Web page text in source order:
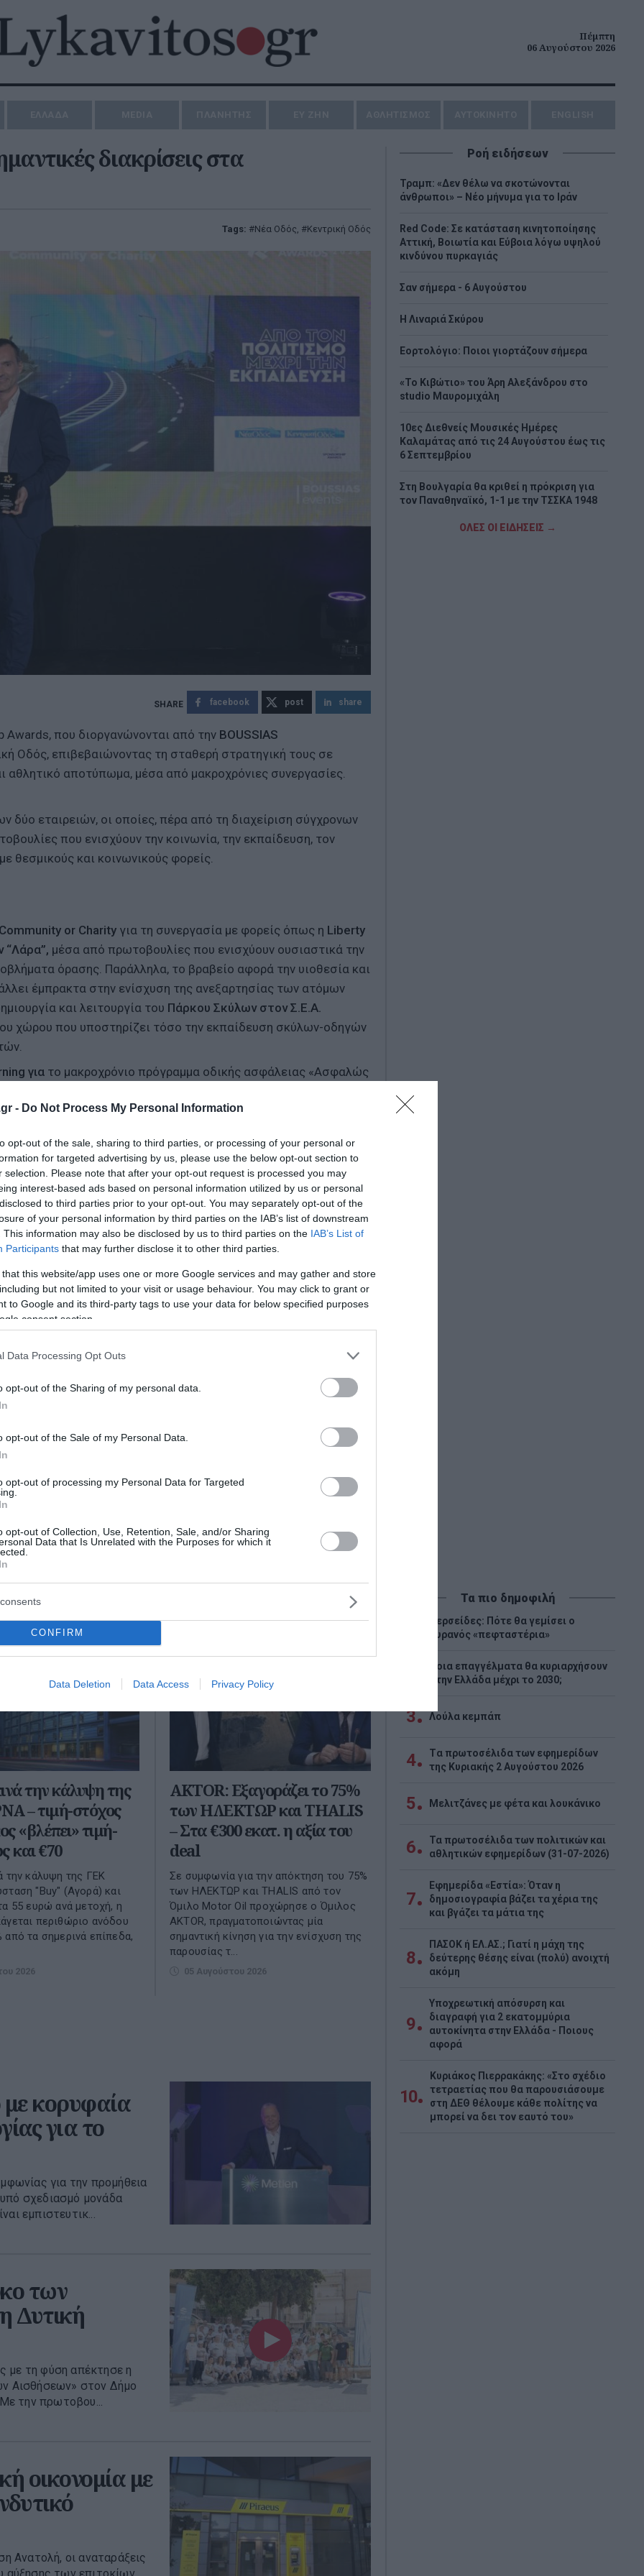
- Do Not Process My Personal Information
opt-out of the sale, sharing to third parties, or processing of your personal or
for targeted advertising by us, please use the below opt-out section to
selection. Please note that after your opt-out request is processed you may
interest-based ads based on personal information utilized by us or personal
to third parties prior to your opt-out. You may separately opt-out of the
of your personal information by third parties on the IAB’s list of downstream
This information may also be disclosed by us to third parties on the IAB’s List of
Participants that may further disclose it to other third parties.
that this website/app uses one or more Google services and may gather and store
but not limited to your visit or usage behaviour. You may click to grant or
to Google and its third-party tags to use your data for below specified purposes
consent section.
Data Processing Opt Outs
opt-out of the Sharing of my personal data.
opt-out of the Sale of my Personal Data.
opt-out of processing my Personal Data for Targeted
opt-out of Collection, Use, Retention, Sale, and/or Sharing
Data that Is Unrelated with the Purposes for which it
CONFIRM
Data Deletion Data Access Privacy Policy
Πέμπτη
06 Αυγούστου 2026
διακρίσεις στα
Tags: Νέα Οδός, Κεντρική Οδός
facebook post share
Awards, που διοργανώνονται από την BOUSSIAS
Οδός, επιβεβαιώνοντας τη σταθερή στρατηγική τους σε
αθλητικό αποτύπωμα, μέσα από μακροχρόνιες συνεργασίες.
δύο εταιρειών, οι οποίες, πέρα από τη διαχείριση σύγχρονων
που ενισχύουν την κοινωνία, την εκπαίδευση, τον
θεσμικούς και κοινωνικούς φορείς.
or Charity για τη συνεργασία με φορείς όπως η Liberty
“Λάρα”, μέσα από πρωτοβουλίες που ενισχύουν ουσιαστικά την
όρασης. Παράλληλα, το βραβείο αφορά την υιοθεσία και
έμπρακτα στην ενίσχυση της ανεξαρτησίας των ατόμων
και λειτουργία του Πάρκου Σκύλων στον Σ.Ε.Α.
χώρου που υποστηρίζει τόσο την εκπαίδευση σκύλων-οδηγών
για το μακροχρόνιο πρόγραμμα οδικής ασφάλειας «Ασφαλώς
Οδικής Ασφάλειας (ΙΟΑΣ) «Πάνος Μυλωνάς» και
για τη μακροχρόνια συνεργασία με το
Σωματείο «ΔΙΑΖΩΜΑ»,
δράσεις που αναδεικνύουν την πολιτιστική και φυσική
υποδομές και τις τοπικές κοινωνίες. Οι
ενισχύοντας την εμπειρία του ταξιδιώτη, την τοπική
πολιτιστικές παρεμβάσεις.
του Ράλλυ Ακρόπολις, με τη Νέα Οδό και την Κεντρική
από τους σημαντικότερους θεσμούς του παγκόσμιου
και Προστασίας του Περιβάλλοντος.
της Νέας Οδού και της Κεντρικής Οδού σε συνεργασίες με
για την κοινωνία, τον πολιτισμό και το περιβάλλον.
με Venture Global – Διπλασιάζει τις ποσότητες LNG από ΗΠΑ
Ημέρα Περιβάλλοντος με δράση για την προστασία των
δίνει τη σκυτάλη της ανάπτυξης στον ιδιωτικό
Lykavitos.gr στο Google News
Ροή ειδήσεων
Τραμπ: «Δεν θέλω να σκοτώνονται
άνθρωποι» – Νέο μήνυμα για το Ιράν
Red Code: Σε κατάσταση κινητοποίησης
Αττική, Βοιωτία και Εύβοια λόγω υψηλού
κινδύνου πυρκαγιάς
Σαν σήμερα - 6 Αυγούστου
H Λιναριά Σκύρου
Εορτολόγιο: Ποιοι γιορτάζουν σήμερα
«Το Κιβώτιο» του Άρη Αλεξάνδρου στο
studio Μαυρομιχάλη
10ες Διεθνείς Μουσικές Ημέρες
Καλαμάτας από τις 24 Αυγούστου έως τις
6 Σεπτεμβρίου
Στη Βουλγαρία θα κριθεί η πρόκριση για
τον Παναθηναϊκό, 1-1 με την ΤΣΣΚΑ 1948
Στον όγδοο αγνοούμενο Γερμανό
ΟΛΕΣ ΟΙ ΕΙΔΗΣΕΙΣ →
την κάλυψη της
– τιμή-στόχος
«βλέπει» τιμή-
και €70
την κάλυψη της ΓΕΚ
"Buy" (Αγορά) και
55 ευρώ ανά μετοχή, η
περιθώριο ανόδου
από τα σημερινά επίπεδα,
2026
AKTOR: Εξαγοράζει το 75%
των ΗΛΕΚΤΩΡ και THALIS
– Στα €300 εκατ. η αξία του
deal
Σε συμφωνία για την απόκτηση του 75%
των ΗΛΕΚΤΩΡ και THALIS από τον
Όμιλο Motor Oil προχώρησε ο Όμιλος
AKTOR, πραγματοποιώντας μία
σημαντική κίνηση για την ενίσχυση της
παρουσίας τ...
05 Αυγούστου 2026
κορυφαία
για το
για την προμήθεια
σχεδιασμό μονάδα
εμπιστευτικ...
των
Δυτική
με τη φύση απέκτησε η
Αισθήσεων» στον Δήμο
την πρωτοβου...
οικονομία με
Ανατολή, οι αναταράξεις
αύξησης των επιτοκίων
Τα πιο δημοφιλή
Περσείδες: Πότε θα γεμίσει ο
ουρανός «πεφταστέρια»
Ποια επαγγέλματα θα κυριαρχήσουν
στην Ελλάδα μέχρι το 2030;
3 Λούλα κεμπάπ
4
Tα πρωτοσέλιδα των εφημερίδων
της Κυριακής 2 Αυγούστου 2026
5 Μελιτζάνες με φέτα και λουκάνικο
6
Τα πρωτοσέλιδα των πολιτικών και
αθλητικών εφημερίδων (31-07-2026)
7
Εφημερίδα «Εστία»: Όταν η
δημοσιογραφία βάζει τα χέρια της
και βγάζει τα μάτια της
8
ΠΑΣΟΚ ή ΕΛ.ΑΣ.; Γιατί η μάχη της
δεύτερης θέσης είναι (πολύ) ανοιχτή
ακόμη
9
Υποχρεωτική απόσυρση και
διαγραφή για 2 εκατομμύρια
αυτοκίνητα στην Ελλάδα - Ποιους
αφορά
10
Κυριάκος Πιερρακάκης: «Στο σχέδιο
τετραετίας που θα παρουσιάσουμε
στη ΔΕΘ θέλουμε κάθε πολίτης να
μπορεί να δει τον εαυτό του»